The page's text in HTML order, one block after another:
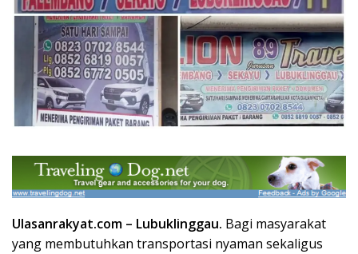
Ulasanrakyat.com – Lubuklinggau. Bagi masyarakat
yang membutuhkan transportasi nyaman sekaligus